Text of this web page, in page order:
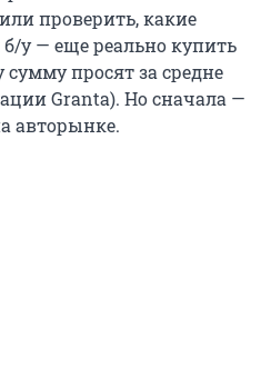
проверить, какие
у — еще реально купить
просят за средне
Granta). Но сначала —
авторынке.